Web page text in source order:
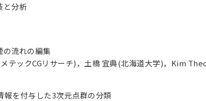
と分析
の流れの編集
テックCGリサーチ)，土橋 宜典(北海道大学)，Kim
を付与した3次元点群の分類